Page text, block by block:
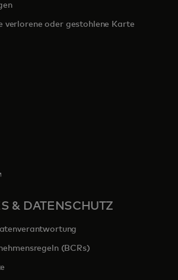
verlorene oder gestohlene Karte
neuen Registerkarte geöffnet
in einer neuen Registerkarte geöffnet
& DATENSCHUTZ
(BCRs)